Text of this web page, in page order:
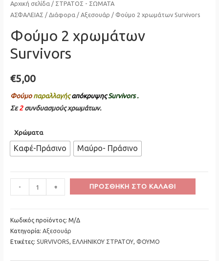
Αρχική σελίδα / ΣΤΡΑΤΟΣ - ΣΩΜΑΤΑ
ΑΣΦΑΛΕΙΑΣ /Διάφορα /Αξεσουάρ / Φούμο 2 χρωμάτων Survivors
Φούμο 2 χρωμάτων
Survivors
€5,00
Φούμο παραλλαγής απόκρυψης Survivors .
Σε2συνδυασμούς χρωμάτων.
Χρώματα
Καφέ-Πράσινο Μαύρο- Πράσινο
Quantity
-
2
Survivors
ποσότητα
Quantity
+ ΠΡΟΣΘΉΚΗ ΣΤΟ ΚΑΛΆΘΙ
Κωδικός προϊόντος:Μ/Δ
Κατηγορία:Αξεσουάρ
Ετικέτες:SURVIVORS,ΕΛΛΗΝΙΚΟΥ ΣΤΡΑΤΟΥ,ΦΟΥΜΟ